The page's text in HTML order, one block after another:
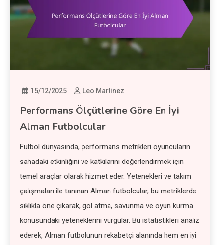
15/12/2025 Leo Martinez
Performans Ölçütlerine Göre En İyi
Alman Futbolcular
Futbol dünyasında, performans metrikleri oyuncuların
sahadaki etkinliğini ve katkılarını değerlendirmek için
temel araçlar olarak hizmet eder. Yetenekleri ve takım
çalışmaları ile tanınan Alman futbolcular, bu metriklerde
sıklıkla öne çıkarak, gol atma, savunma ve oyun kurma
konusundaki yeteneklerini vurgular. Bu istatistikleri analiz
ederek, Alman futbolunun rekabetçi alanında hem en iyi